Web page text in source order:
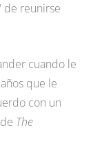
de reunirse
cuando le
que le
con un
The